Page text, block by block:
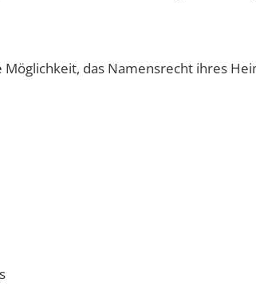
das Namensrecht ihres